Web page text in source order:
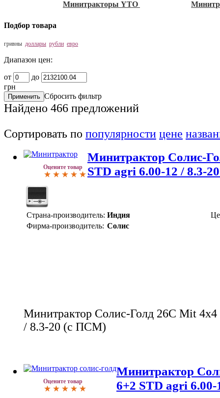
Минитракторы YTO
Подбор товара
гривны доллары рубли евро
Диапазон цен:
от
до
грн
Сбросить фильтр
Найдено 466 предложений
Сортировать по популярности цене
Оцените товар
Минитрактор Солис-
STD agri 6.00-12 / 8.3-
Страна-производитель: Индия
Фирма-производитель: Солис
Минитрактор Солис-Голд 26С Mit 4x4
/ 8.3-20 (c ПСМ)
Оцените товар
Минитрактор
6+2 STD agri